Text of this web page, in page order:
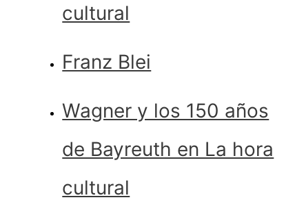
cultural
Franz Blei
Wagner y los 150 años
de Bayreuth en La hora
cultural